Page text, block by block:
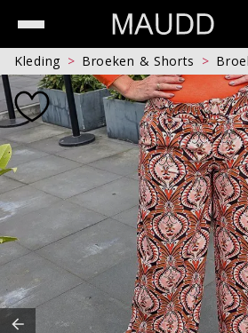
Kleding Broeken & Shorts